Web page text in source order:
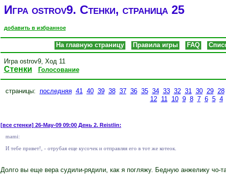
Игра ostrov9. Стенки, страница 25
добавить в избранное
На главную страницу Правила игры FAQ
Игра ostrov9, Ход 11
Стенки Голосование
страницы: последняя 41 40 39 38 37 36 35 34 33 32 31 30 29 28
12
11 10 9 8 7 6 5 4
[все стенки] 26-May-09 09:00 День 2. Reistlin:
mami:
И тебе привет!, - отрубая еще кусочек и отправляя его в тот же котеок.
Долго вы еще вера судили-рядили, как я погляжу. Бедную анжелику чо-